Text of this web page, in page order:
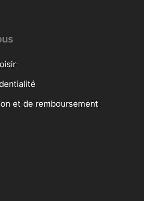
et de remboursement